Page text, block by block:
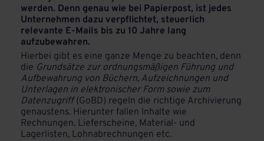
werden. Denn genau wie bei Papierpost, ist jedes
Unternehmen dazu verpflichtet, steuerlich
relevante E-Mails bis zu 10 Jahre lang
aufzubewahren.
Hierbei gibt es eine ganze Menge zu beachten, denn
die Grundsätze zur ordnungsmäßigen Führung und
Aufbewahrung von Büchern, Aufzeichnungen und
Unterlagen in elektronischer Form sowie zum
Datenzugriff(GoBD) regeln die richtige Archivierung
genaustens. Hierunter fallen Inhalte wie
Rechnungen, Lieferscheine, Material- und
Lagerlisten, Lohnabrechnungen etc.